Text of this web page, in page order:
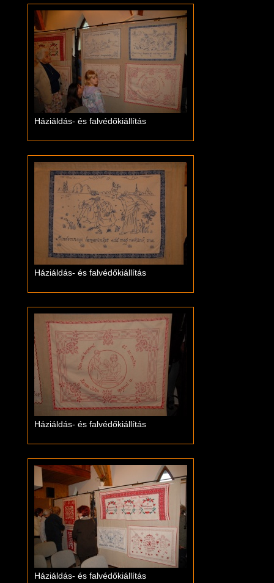
Háziáldás- és falvédőkiállítás
Háziáldás- és falvédőkiállítás
Háziáldás- és falvédőkiállítás
Háziáldás- és falvédőkiállítás